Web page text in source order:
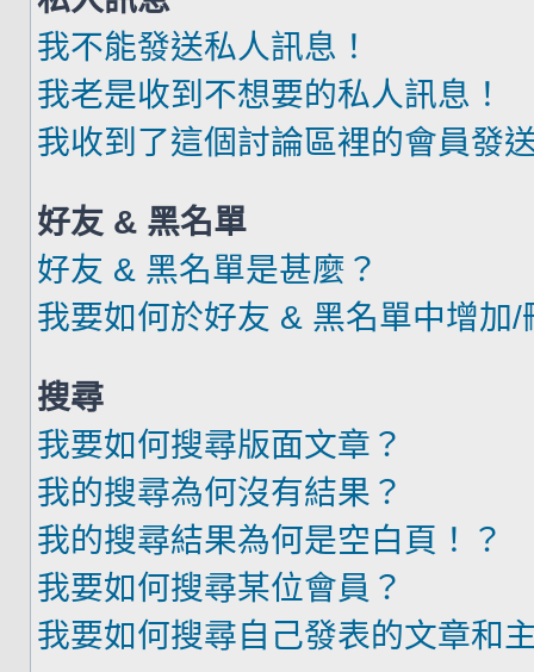
我不能發送私人訊息！
我老是收到不想要的私人訊息！
我收到了這個討論區裡的會員發
好友 & 黑名單
好友 & 黑名單是甚麼？
我要如何於好友 & 黑名單中增加/
搜尋
我要如何搜尋版面文章？
我的搜尋為何沒有結果？
我的搜尋結果為何是空白頁！？
我要如何搜尋某位會員？
我要如何搜尋自己發表的文章和